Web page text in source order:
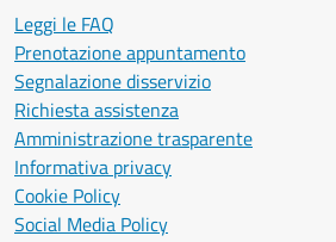
Leggi le FAQ
Prenotazione appuntamento
Segnalazione disservizio
Richiesta assistenza
Amministrazione trasparente
Informativa privacy
Cookie Policy
Social Media Policy